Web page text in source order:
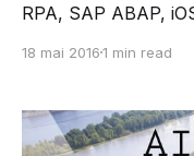
RPA, SAP ABAP,
platformas un PMO
vadības asistentu
intensīvas 1 līdz 4
18 mai 20161 min read